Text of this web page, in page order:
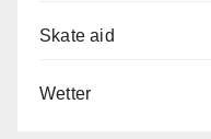
Skate aid
Wetter